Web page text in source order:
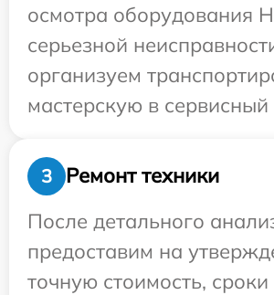
осмотра оборудования
серьезной
организуем
мастерскую в сервисный
3
Ремонт техники
После детального
предоставим на
точную стоимость, сроки